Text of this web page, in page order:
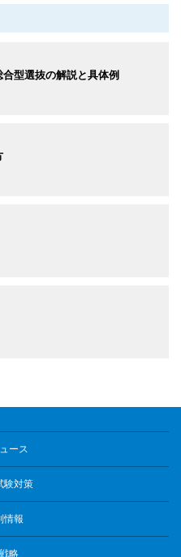
型選抜の解説と具体例
ース
験対策
情報
略